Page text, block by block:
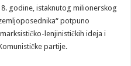
godine, istaknutog milionerskog
potpuno
lenjinističkih ideja i
partije.